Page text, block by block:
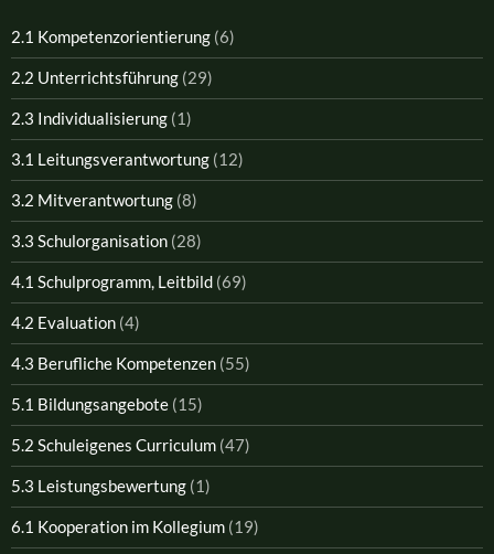
2.1 Kompetenzorientierung (6)
2.2 Unterrichtsführung (29)
2.3 Individualisierung (1)
3.1 Leitungsverantwortung (12)
3.2 Mitverantwortung (8)
3.3 Schulorganisation (28)
4.1 Schulprogramm, Leitbild (69)
4.2 Evaluation (4)
4.3 Berufliche Kompetenzen (55)
5.1 Bildungsangebote (15)
5.2 Schuleigenes Curriculum (47)
5.3 Leistungsbewertung (1)
6.1 Kooperation im Kollegium (19)